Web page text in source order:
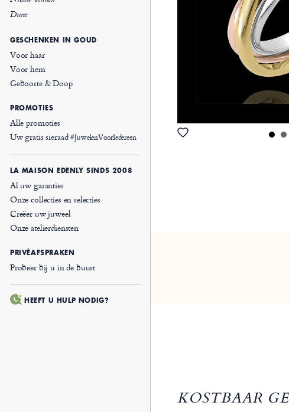
Dune
GESCHENKEN IN GOUD
Voor haar
Voor hem
Geboorte & Doop
PROMOTIES
Alle promoties
Uw gratis sieraad#JuwelenVoorIedereen
LA MAISON EDENLY SINDS 2008
Al uw garanties
Onze collecties en selecties
Creëer uw juweel
Onze atelierdiensten
PRIVÉAFSPRAKEN
Probeer bij u in de buurt
HEEFT U HULP NODIG?
KOSTBAAR